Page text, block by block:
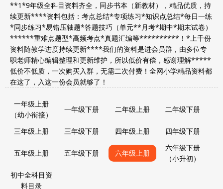
**1*9年级全科目资料齐全，同步书本（新教材），精品优质，持
续更新****资料包括：考点总结*专项练习*知识点总结*每日一练
*同步练习*易错压轴题*答题技巧（单元**月考*期中*期末试卷）
******重难点题型*高频考点*真题汇编等**********！*上千份
资料随教学进度持续更新****我们的资料是进会员群，由多位专
职老师精心编辑整理和更新维护，所以低价有偿，感谢理解*****
低价不低质，一次购买入群，无需二次付费！全网小学精品资料都
在这了，入这一份会员就够了！
一年级上册
（幼小衔接）
一年级下册 二年级上册 二年级下册
三年级上册 三年级下册 四年级上册 四年级下册
五年级上册 五年级下册 六年级上册
六年级下册
（小升初）
初中全科目资
料目录